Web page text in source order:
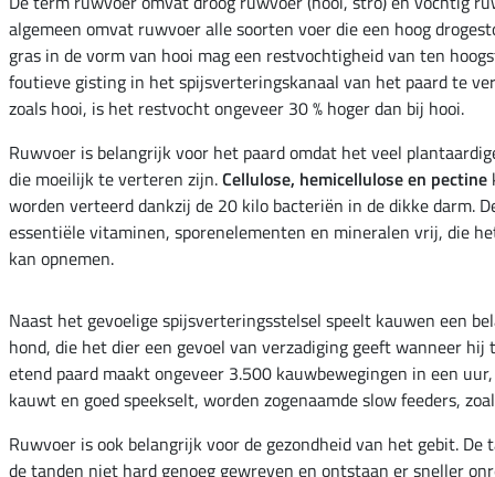
algemeen omvat ruwvoer alle soorten voer die een hoog
gras in de vorm van hooi mag een restvochtigheid van ten
foutieve gisting in het spijsverteringskanaal van het paard te
zoals hooi, is het restvocht ongeveer 30 % hoger dan bij hooi.
Ruwvoer is belangrijk voor het paard omdat het veel
die moeilijk te verteren zijn.Cellulose, hemicellulose en pectine
worden verteerd dankzij de 20 kilo bacteriën in de dikke darm.
essentiële vitaminen, sporenelementen en mineralen vrij, die
kan opnemen.
Naast het gevoelige spijsverteringsstelsel speelt kauwen een
hond, die het dier een gevoel van verzadiging geeft wanneer
etend paard maakt ongeveer 3.500 kauwbewegingen in een
kauwt en goed speekselt, worden zogenaamde slow feeders,
Ruwvoer is ook belangrijk voor de gezondheid van het gebit.
de tanden niet hard genoeg gewreven en ontstaan er sneller